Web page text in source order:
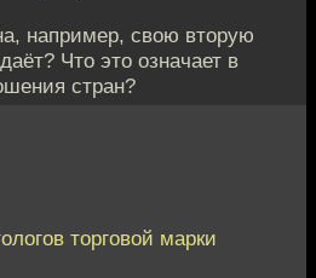
например, свою вторую
Что это означает в
стран?
торговой марки